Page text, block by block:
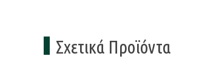
Σχετικά Προϊόντα